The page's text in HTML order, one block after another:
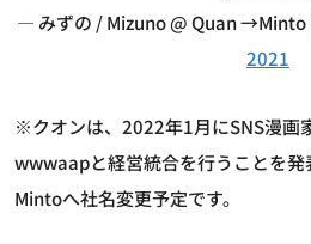
— みずの / Mizuno @ Quan →Minto
2021
※クオンは、2022年1月にSNS漫画
wwwaapと経営統合を行うことを発
Mintoへ社名変更予定です。